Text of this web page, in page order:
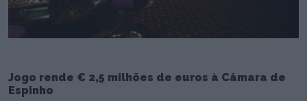
Jogo rende € 2,5 milhões de euros à Câmara de
Espinho